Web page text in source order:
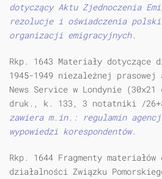
dotyczący Aktu Zjednoczenia
rezolucje i oświadczenia
organizacji emigracyjnych.
Rkp. 1643 Materiały dotyczące
1945-1949 niezależnej
News Service w Londynie
druk., k. 133, 3 notatniki /
zawiera m.in.: regulamin
wypowiedzi korespondentów.
Rkp. 1644 Fragmenty materiałów
działalności Związku